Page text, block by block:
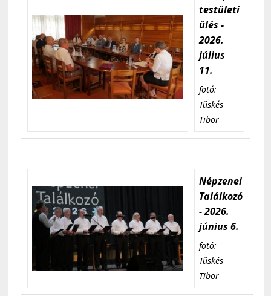
testületi
ülés -
2026.
július
11.
fotó:
Tüskés
Tibor
Népzenei
Találkozó
- 2026.
június 6.
fotó:
Tüskés
Tibor